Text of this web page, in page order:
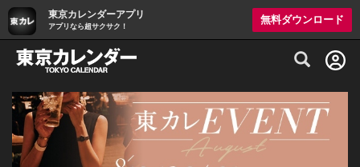
東京カレンダーアプリ
アプリなら超サクサク！
無料ダウンロード
グルメ情報・プレミアムレストラン予約